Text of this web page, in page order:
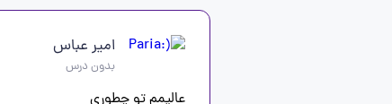
امیر عباس
بدون درس
عالیمم تو چطوری